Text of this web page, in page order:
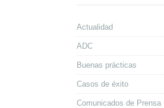
Actualidad
ADC
Buenas prácticas
Casos de éxito
Comunicados de Prensa